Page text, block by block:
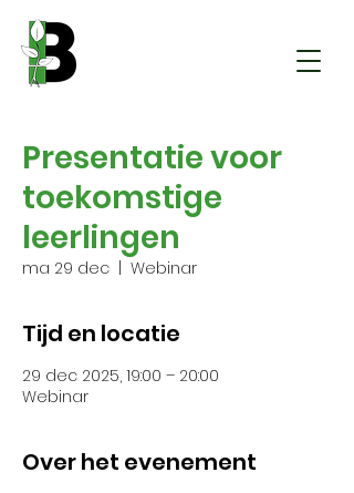
Presentatie voor
toekomstige
leerlingen
ma 29 dec Webinar
Tijd en locatie
29 dec 2025, 19:00 – 20:00
Webinar
Over het evenement